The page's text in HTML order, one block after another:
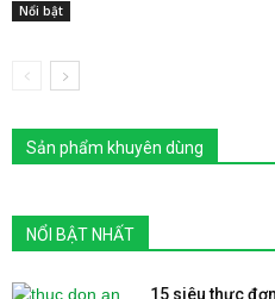
Nổi bật
Sản phẩm khuyên dùng
NỔI BẬT NHẤT
15 siêu thực